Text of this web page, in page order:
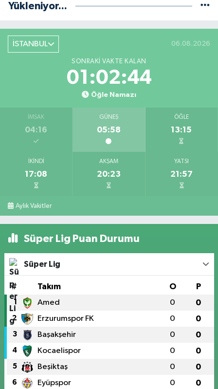
Yükleniyor...
İSTANBUL 06.08.2026
SONRAKI VAKTE KALAN
01:02:43
Öğle Namazı
İMSAK
04:16
GÜNEŞ
05:58
ÖĞLE
13:15
İKINDI
17:08
AKŞAM
20:23
YATSI
21:57
Aylık Vakitler
Süper Lig Puan Durumu
Süper Lig
# Takım O P
1 Amed 0 0
2 Erzurumspor FK 0 0
3 Başakşehir 0 0
4 Kocaelispor 0 0
5 Beşiktaş 0 0
6 Eyüpspor 0 0